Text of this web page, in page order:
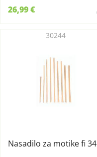
26,99 €
Nasadilo za motike fi 34
30244